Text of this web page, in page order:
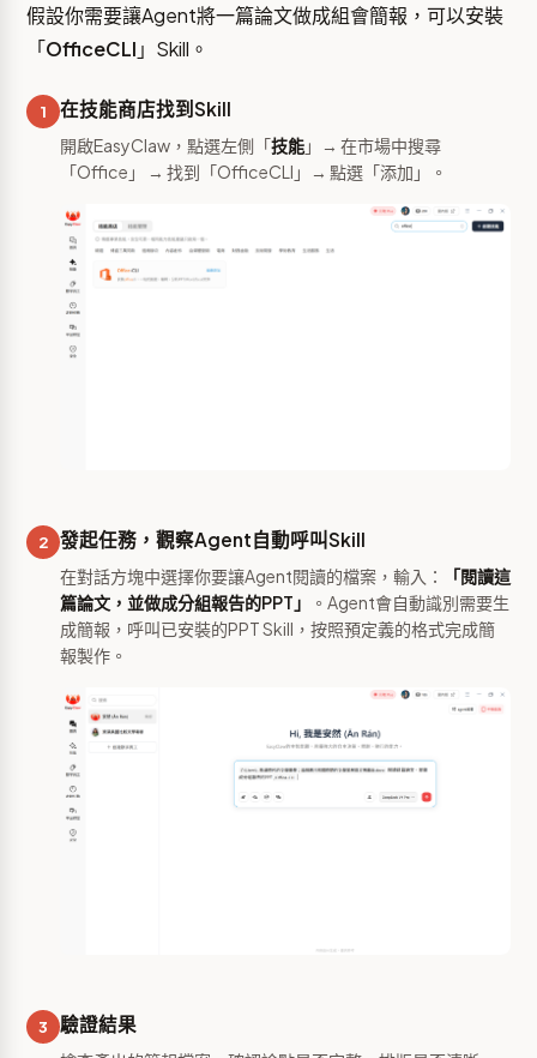
假設你需要讓Agent將一篇論文做成組會簡報，可以安裝
「OfficeCLI 」Skill。
1 在技能商店找到Skill
開啟EasyClaw，點選左側「技能 」→ 在市場中搜尋
「Office」 → 找到「OfficeCLI」→ 點選「添加」。
2 發起任務，觀察Agent自動呼叫Skill
在對話方塊中選擇你要讓Agent閱讀的檔案，輸入：
「閱讀這
篇論文，並做成分組報告的PPT」
。Agent會自動識別需要生
成簡報，呼叫已安裝的PPT Skill，按照預定義的格式完成簡
報製作。
3 驗證結果